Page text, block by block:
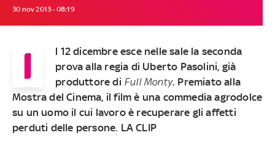
30 nov 2013 - 08:19
I
l 12 dicembre esce nelle sale la seconda
prova alla regia di Uberto Pasolini, già
produttore di Full Monty. Premiato alla
Mostra del Cinema, il film è una commedia agrodolce
su un uomo il cui lavoro è recuperare gli affetti
perduti delle persone. LA CLIP